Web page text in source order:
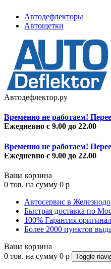
Автодефлекторы
Автощетки
Автодефлектор.ру
Временно не работаем!
Ежедневно с 9.00 до 22.00
Временно не работаем!
Ежедневно с 9.00 до 22.00
Ваша корзина
0 тов. на сумму 0 p
Автосервис в
Быстрая доставка по
100% Гарантия
Более 2000 пунктов
Ваша корзина
0 тов. на сумму 0 p Toggle